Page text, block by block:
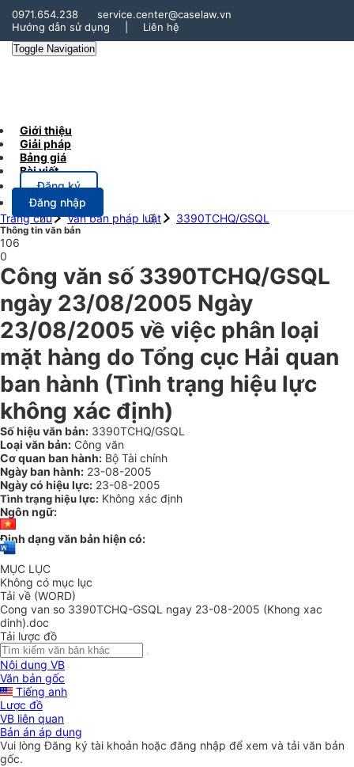
0971.654.238
service.center@caselaw.vn
Hướng dẫn sử dụng
Liên hệ
Toggle Navigation
Giới thiệu
Giải pháp
Bảng giá
Bài viết
Đăng ký
Đăng nhập
Trang chủ
Văn bản pháp luật 3390TCHQ/GSQL
Thông tin văn bản
106
0
Công văn số 3390TCHQ/GSQL
ngày 23/08/2005 Ngày
23/08/2005 về việc phân loại
mặt hàng do Tổng cục Hải quan
ban hành (Tình trạng hiệu lực
không xác định)
Số hiệu văn bản: 3390TCHQ/GSQL
Loại văn bản: Công văn
Cơ quan ban hành: Bộ Tài chính
Ngày ban hành: 23-08-2005
Ngày có hiệu lực: 23-08-2005
Tình trạng hiệu lực: Không xác định
Ngôn ngữ:
Định dạng văn bản hiện có:
MỤC LỤC
Không có mục lục
Tải về (WORD)
Cong van so 3390TCHQ-GSQL ngay 23-08-2005 (Khong xac
dinh).doc
Tải lược đồ
Nội dung VB
Văn bản gốc
Tiếng anh
Lược đồ
VB liên quan
Bản án áp dụng
Vui lòngĐăng ký tài khoản hoặc đăng nhập để xem và tải văn bản
gốc.